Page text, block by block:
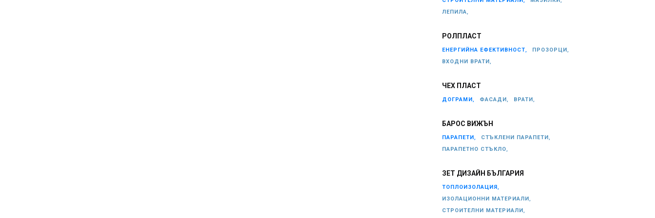
ЛЕПИЛА,
РОЛПЛАСТ
ЕНЕРГИЙНА ЕФЕКТИВНОСТ,
ПРОЗОРЦИ,
ВХОДНИ ВРАТИ,
ЧЕХ ПЛАСТ
ДОГРАМИ, ФАСАДИ, ВРАТИ,
БАРОС ВИЖЪН
ПАРАПЕТИ,
СТЪКЛЕНИ ПАРАПЕТИ,
ПАРАПЕТНО СТЪКЛО,
ЗЕТ ДИЗАЙН БЪЛГАРИЯ
ТОПЛОИЗОЛАЦИЯ,
ИЗОЛАЦИОННИ МАТЕРИАЛИ,
СТРОИТЕЛНИ МАТЕРИАЛИ,